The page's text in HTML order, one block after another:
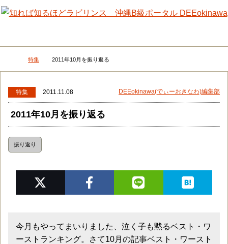
メニュー 検
DEEokinawaトップ
特集 2011年10月を振り返る
特集 2011.11.08 DEEokinawa(でぃーおきなわ)編集部
2011年10月を振り返る
振り返り
今月もやってまいりました、泣く子も黙るベスト・ワ
ーストランキング。さて10月の記事ベスト・ワースト